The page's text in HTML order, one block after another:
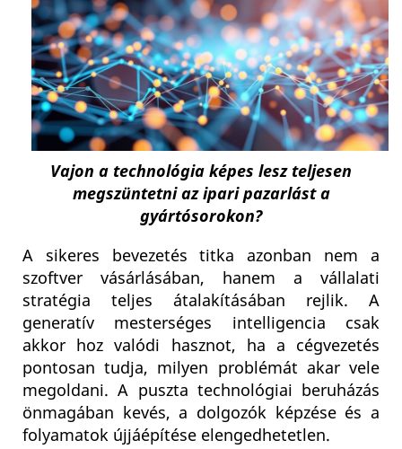
Vajon a technológia képes lesz teljesen
megszüntetni az ipari pazarlást a
gyártósorokon?
A sikeres bevezetés titka azonban nem a
szoftver vásárlásában, hanem a vállalati
stratégia teljes átalakításában rejlik. A
generatív mesterséges intelligencia csak
akkor hoz valódi hasznot, ha a cégvezetés
pontosan tudja, milyen problémát akar vele
megoldani. A puszta technológiai beruházás
önmagában kevés, a dolgozók képzése és a
folyamatok újjáépítése elengedhetetlen.